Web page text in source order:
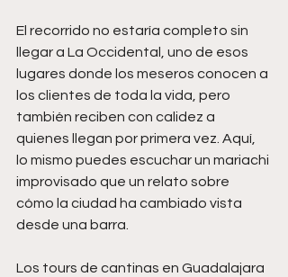
El recorrido no estaría completo sin
llegar a La Occidental, uno de esos
lugares donde los meseros conocen a
los clientes de toda la vida, pero
también reciben con calidez a
quienes llegan por primera vez. Aquí,
lo mismo puedes escuchar un mariachi
improvisado que un relato sobre
cómo la ciudad ha cambiado vista
desde una barra.
Los tours de cantinas en Guadalajara